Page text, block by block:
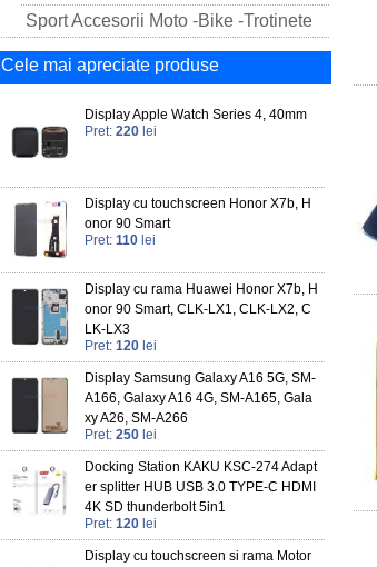
Sport Accesorii Moto -Bike -Trotinete
Cele mai apreciate produse
Display Apple Watch Series 4, 40mm
Pret: 220 lei
Display cu touchscreen Honor X7b, H
onor 90 Smart
Pret: 110 lei
Display cu rama Huawei Honor X7b, H
onor 90 Smart, CLK-LX1, CLK-LX2, C
LK-LX3
Pret: 120 lei
Display Samsung Galaxy A16 5G, SM-
A166, Galaxy A16 4G, SM-A165, Gala
xy A26, SM-A266
Pret: 250 lei
Docking Station KAKU KSC-274 Adapt
er splitter HUB USB 3.0 TYPE-C HDMI
4K SD thunderbolt 5in1
Pret: 120 lei
Display cu touchscreen si rama Motor